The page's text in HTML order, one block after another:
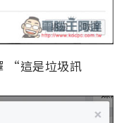
“這是垃圾訊